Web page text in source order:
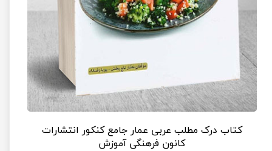
کتاب درک مطلب عربی عمار جامع کنکور انتشارات
کانون فرهنگی آموزش